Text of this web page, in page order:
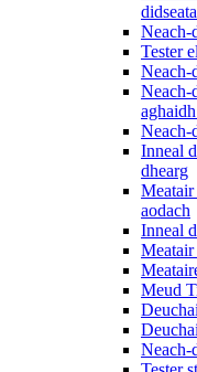
Neach-
Tester
Neach-
Neach-
Neach-
Inneal
dhearg
Meatair
aodach
Inneal
Meatair
Meud
Neach-